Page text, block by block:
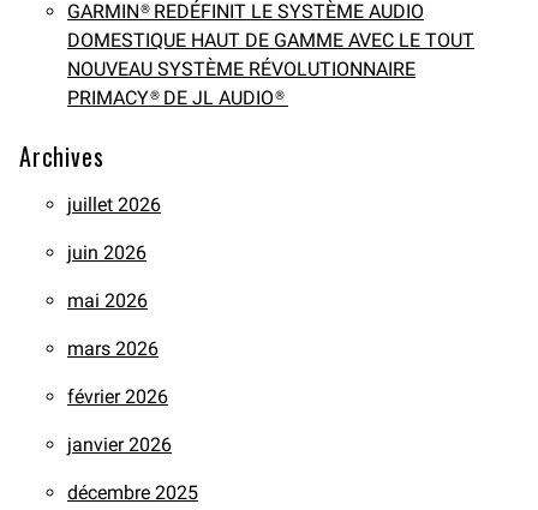
GARMIN® REDÉFINIT LE SYSTÈME AUDIO
DOMESTIQUE HAUT DE GAMME AVEC LE TOUT
NOUVEAU SYSTÈME RÉVOLUTIONNAIRE
PRIMACY® DE JL AUDIO®
Archives
juillet 2026
juin 2026
mai 2026
mars 2026
février 2026
janvier 2026
décembre 2025